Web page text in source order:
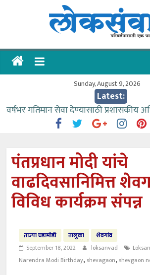
लोकसंवाद
ताज्या
Sunday, August 9, 2026
Latest:
वर्षभर गतिमान सेवा देण्यासाठी प्रशासकीय
प्रयत्न करावे – आमदार काळे
काळे
आत्मामालिक गुरूकूलाचे २२८ विद्यार्थी
ईच्छा आणि मेहनतीच्या बळावर यश मिळवता
पंडोरे
आमदार आशुतोष काळे यांचा वाढदिवस विविध
पंतप्रधान मोदी यांचे
वाढदिवसानिमित्त
विविध कार्यक्रम संपन्न
ताज्या घडामोडी तालुका
शेवगांव
September 18, 2022
loksanvad
Narendra Modi Birthday, shevagaon, shevgaon